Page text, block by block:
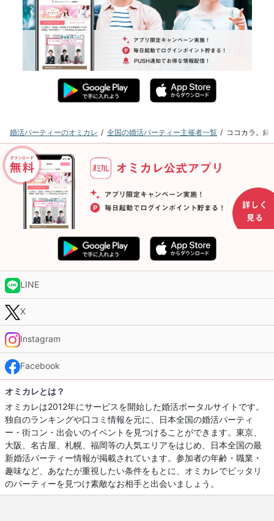
婚活パーティーのオミカレ 全国の婚活パーティー主催者一覧 ココカラ。縁
LINE
X
Instagram
Facebook
オミカレとは？
オミカレは2012年にサービスを開始した婚活ポータルサイトです。
独自のランキングや口コミ情報を元に、日本全国の婚活パーティ
ー・街コン・出会いのイベントを見つけることができます。東京、
大阪、名古屋、札幌、福岡等の人気エリアをはじめ、日本全国の最
新婚活パーティー情報が掲載されています。参加者の年齢・職業・
趣味など、あなたが重視したい条件をもとに、オミカレでピッタリ
のパーティーを見つけ素敵なお相手と出会いましょう。